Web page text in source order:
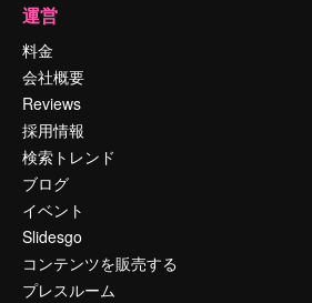
運営
料金
会社概要
Reviews
採用情報
検索トレンド
ブログ
イベント
Slidesgo
コンテンツを販売する
プレスルーム